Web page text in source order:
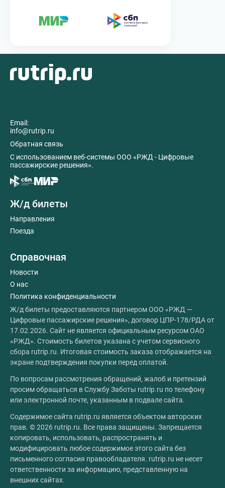
Email:
info@rutrip.ru
Обратная связь
C использованием веб-системы ООО «РЖД - Цифровые
пассажирские решения».
Ж/д билеты
Направления
Поезда
Справочная
Новости
О нас
Политика конфиденциальности
Ж/д билеты предоставляются партнером ООО «РЖД —
Цифровые пассажирские решения», договор ЦПР-178/РДА от
17.02.2026. Сайт не является официальным ресурсом ОАО
«РЖД». Стоимость билетов указана с учетом сервисного
сбора rutrip.ru. Итоговая стоимость заказа отображается на
экране подтверждения покупки перед оплатой.
По вопросам рассмотрения обращений, жалоб и претензий
просим обращаться в Службу Заботы rutrip.ru по телефону
или электронной почте, указанным в подвале сайта.
Содержимое сайта rutrip.ru является объектом авторских
прав. © 2026 rutrip.ru. Все права защищены. Запрещается
копировать, использовать, распространять и
модифицировать любое содержимое этого сайта без
письменного согласия правообладателя. rutrip.ru не несет
ответственности за информацию, представленную на
внешних сайтах.